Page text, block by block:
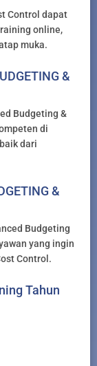
Control dapat
online,
muka.
&
Budgeting &
di
dari
&
Budgeting
yang ingin
Control.
Tahun